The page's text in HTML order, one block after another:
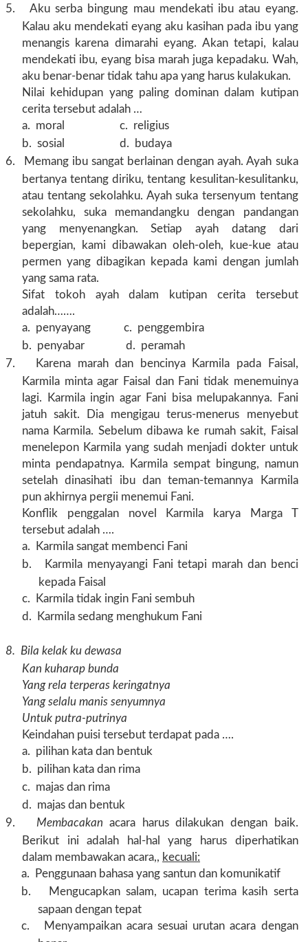
5.
Aku serba bingung mau mendekati ibu atau eyang.
Kalau aku mendekati eyang aku kasihan pada ibu yang
menangis karena dimarahi eyang. Akan tetapi, kalau
mendekati ibu, eyang bisa marah juga kepadaku. Wah,
aku benar-benar tidak tahu apa yang harus kulakukan.
Nilai kehidupan yang paling dominan dalam kutipan
cerita tersebut adalah …
a. moral c. religius
b. sosial d. budaya
6.
Memang ibu sangat berlainan dengan ayah. Ayah suka
bertanya tentang diriku, tentang kesulitan-kesulitanku,
atau tentang sekolahku. Ayah suka tersenyum tentang
sekolahku, suka memandangku dengan pandangan
yang menyenangkan. Setiap ayah datang dari
bepergian, kami dibawakan oleh-oleh, kue-kue atau
permen yang dibagikan kepada kami dengan jumlah
yang sama rata.
Sifat tokoh ayah dalam kutipan cerita tersebut
adalah…….
a. penyayang c. penggembira
b. penyabar d. peramah
7.
Karena marah dan bencinya Karmila pada Faisal,
Karmila minta agar Faisal dan Fani tidak menemuinya
lagi. Karmila ingin agar Fani bisa melupakannya. Fani
jatuh sakit. Dia mengigau terus-menerus menyebut
nama Karmila. Sebelum dibawa ke rumah sakit, Faisal
menelepon Karmila yang sudah menjadi dokter untuk
minta pendapatnya. Karmila sempat bingung, namun
setelah dinasihati ibu dan teman-temannya Karmila
pun akhirnya pergii menemui Fani.
Konflik penggalan novel Karmila karya Marga T
tersebut adalah ….
a.
Karmila sangat membenci Fani
b.
Karmila menyayangi Fani tetapi marah dan benci
kepada Faisal
c.
Karmila tidak ingin Fani sembuh
d.
Karmila sedang menghukum Fani
8. Bila kelak ku dewasa
Kan kuharap bunda
Yang rela terperas keringatnya
Yang selalu manis senyumnya
Untuk putra-putrinya
Keindahan puisi tersebut terdapat pada ….
a. pilihan kata dan bentuk
b. pilihan kata dan rima
c. majas dan rima
d. majas dan bentuk
9.
Membacakan acara harus dilakukan dengan baik.
Berikut ini adalah hal-hal yang harus diperhatikan
dalam membawakan acara,, kecuali:
a.
Penggunaan bahasa yang santun dan komunikatif
b.
Mengucapkan salam, ucapan terima kasih serta
sapaan dengan tepat
c.
Menyampaikan acara sesuai urutan acara dengan